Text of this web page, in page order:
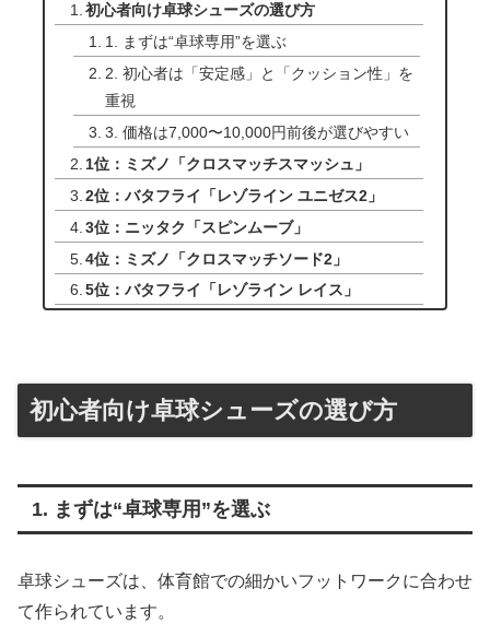
初心者向け卓球シューズの選び方
1. まずは“卓球専用”を選ぶ
2. 初心者は「安定感」と「クッション性」を
重視
3. 価格は7,000〜10,000円前後が選びやすい
1位：ミズノ「クロスマッチスマッシュ」
2位：バタフライ「レゾライン ユニゼス2」
3位：ニッタク「スピンムーブ」
4位：ミズノ「クロスマッチソード2」
5位：バタフライ「レゾライン レイス」
初心者向け卓球シューズの選び方
1. まずは“卓球専用”を選ぶ
卓球シューズは、体育館での細かいフットワークに合わせ
て作られています。